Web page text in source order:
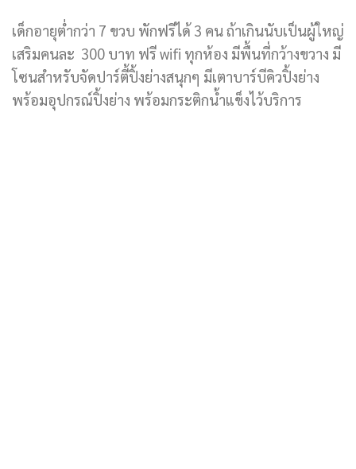
เด็กอายุต่ำกว่า 7 ขวบ พักฟรีได้ 3 คน ถ้าเกินนับเป็นผู้ใหญ่
เสริมคนละ 300 บาท ฟรี wifi ทุกห้อง มีพื้นที่กว้างขวาง มี
โซนสำหรับจัดปาร์ตี้ปิ้งย่างสนุกๆ มีเตาบาร์บีคิวปิ้งย่าง
พร้อมอุปกรณ์ปิ้งย่าง พร้อมกระติกน้ำแข็งไว้บริการ